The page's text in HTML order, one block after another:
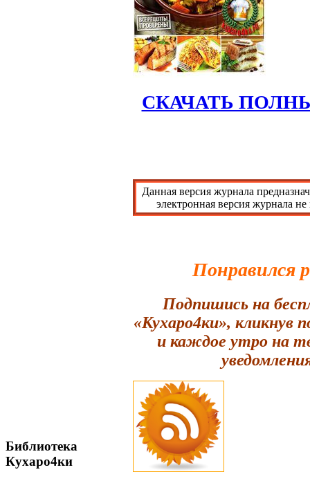
Библиотека
Кухаро4ки
СКАЧАТЬ
Данная версия журнала
электронная версия журнала
Понравился
Подпишись на
«Кухаро4ки», кликнув
и каждое утро на